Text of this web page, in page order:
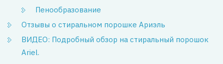
Пенообразование
Отзывы о стиральном порошке Ариэль
ВИДЕО: Подробный обзор на стиральный порошок
Ariel.